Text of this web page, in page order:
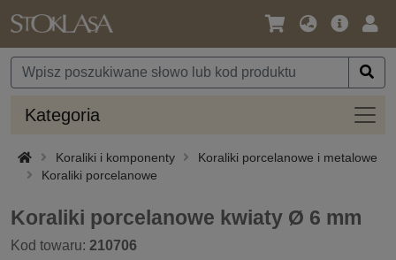
Język
Waluta
Oferta
Kategoria
Koraliki i komponenty
Koraliki porcelanowe i metalowe
Koraliki porcelanowe
Koraliki porcelanowe kwiaty Ø 6 mm
Kod towaru: 210706